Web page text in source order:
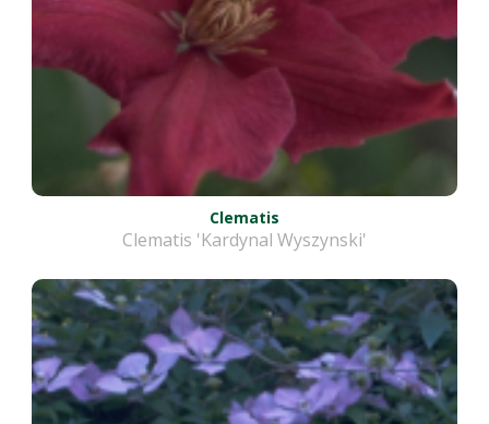
Clematis
Clematis 'Kardynal Wyszynski'